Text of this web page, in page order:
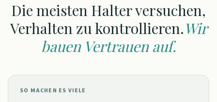
Die meisten Halter versuchen,
Verhalten zu kontrollieren.Wir
bauen Vertrauen auf.
SO MACHEN ES VIELE